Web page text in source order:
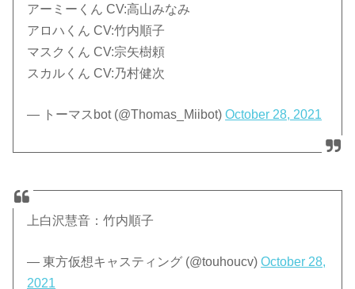
アーミーくん CV:高山みなみ
アロハくん CV:竹内順子
マスクくん CV:宗矢樹頼
スカルくん CV:乃村健次
— トーマスbot (@Thomas_Miibot)October 28, 2021
上白沢慧音：竹内順子
— 東方仮想キャスティング (@touhoucv)October 28,
2021